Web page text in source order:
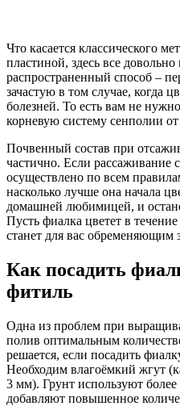
Что касается классического
пластиной, здесь все
распространенный способ –
зачастую в том случае, когда
болезней. То есть вам не
корневую систему сенполии
Почвенный состав при
частично. Если рассаживание
осуществлено по всем
насколько лучше она начала
домашней любимицей, и
Пусть фиалка цветет в
станет для вас обременяющим
Как посадить
фитиль
Одна из проблем при
полив оптимальным
решается, если посадить
Необходим влагоёмкий жгут
3 мм). Грунт используют
добавляют повышенное